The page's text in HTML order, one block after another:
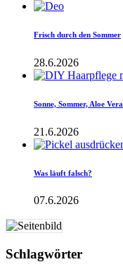
Frisch durch den Sommer
28.6.2026
Sonne, Sommer, Aloe Vera
21.6.2026
Was läuft falsch?
07.6.2026
Schlagwörter